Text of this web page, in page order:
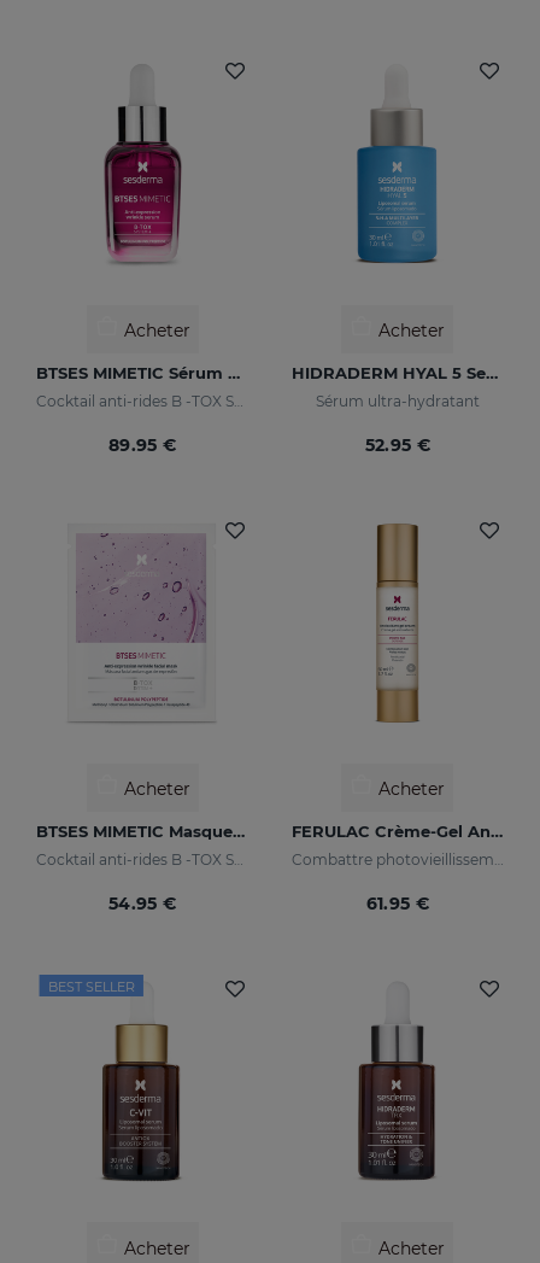
Acheter
BTSES MIMETIC Sérum Anti-Rides D'expression
89.95 €
Acheter
HIDRADERM HYAL 5 Serum
Sérum ultra-hydratant
52.95 €
Acheter
BTSES MIMETIC Masque Facial
54.95 €
Acheter
FERULAC Crème-Gel Antioxydante
61.95 €
BEST SELLER
Acheter Acheter